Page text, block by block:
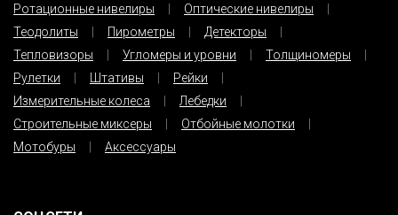
Ротационные нивелиры
Оптические нивелиры
Теодолиты
Пирометры
Детекторы
Тепловизоры
Угломеры и уровни
Толщиномеры
Рулетки
Штативы
Рейки
Измерительные колеса
Лебедки
Строительные миксеры
Отбойные молотки
Мотобуры
Аксессуары